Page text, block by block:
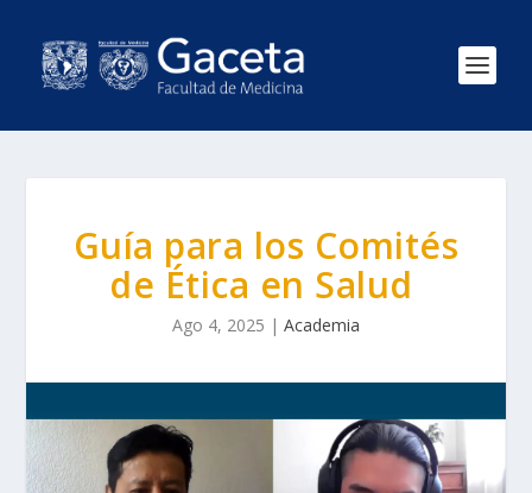
Guía para los Comités
de Ética en Salud
Ago 4, 2025 | Academia